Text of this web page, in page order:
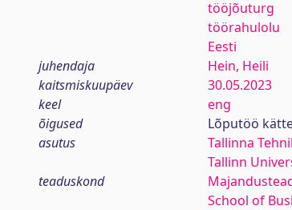
tööjõuturg
töörahulolu
Eesti
juhendaja
Hein, Heili
kaitsmiskuupäev
30.05.2023
keel
eng
õigused
Lõputöö
asutus
Tallinna
Tallinn
teaduskond
School of